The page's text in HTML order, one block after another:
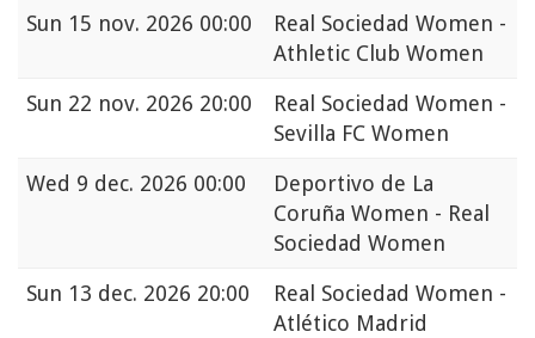
Sun 15 nov. 2026 00:00
Real Sociedad Women -
Athletic Club Women
Sun 22 nov. 2026 20:00
Real Sociedad Women -
Sevilla FC Women
Wed 9 dec. 2026 00:00
Deportivo de La
Coruña Women - Real
Sociedad Women
Sun 13 dec. 2026 20:00
Real Sociedad Women -
Atlético Madrid